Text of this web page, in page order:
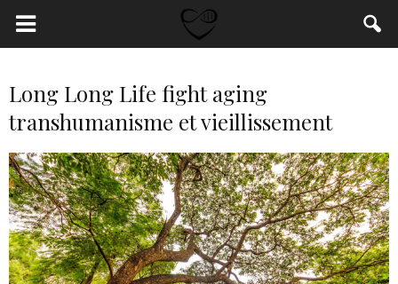
Long Long Life fight aging
transhumanisme et vieillissement